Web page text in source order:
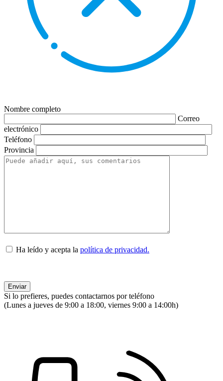
Nombre completo
Correo
electrónico
Teléfono
Provincia
Ha leído y acepta la política de privacidad.
Si lo prefieres, puedes contactarnos por teléfono
(Lunes a jueves de 9:00 a 18:00, viernes 9:00 a 14:00h)